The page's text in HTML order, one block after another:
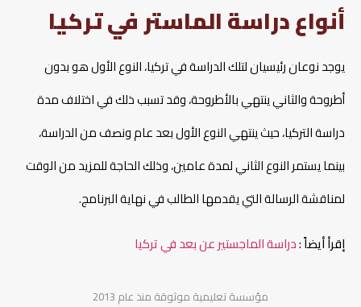
أنواع دراسة الماستر في تركيا
يوجد نوعان رئيسيان لتلك الدراسة في تركيا، النوع الأول هو بدون
أطروحة والثاني ينتهي بالأطروحة، وقد تسبب ذلك في اختلاف مدة
دراسة التركيا، حيث ينتهي النوع الأول بعد عام ونصف من الدراسة،
بينما يستمر النوع الثاني لمدة عامين، وذلك الحاجة للمزيد من الوقت
لمناقشة الرسالة التي يقدمها الطالب في نهاية البرنامج.
إقرأ أيضاً :دراسة الماجستير عن بعد في تركيا
مؤسسة تعليمية موثوقة منذ عام 2013